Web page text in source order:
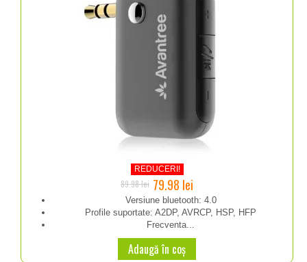
REDUCERI!
Prețul
inițial
a
fost:
89.98 lei.
79.98 lei
curent
este:
79.98 lei.
89.98lei
Versiune bluetooth: 4.0
Profile suportate: A2DP, AVRCP, HSP, HFP
Frecventa...
Adaugă în coș